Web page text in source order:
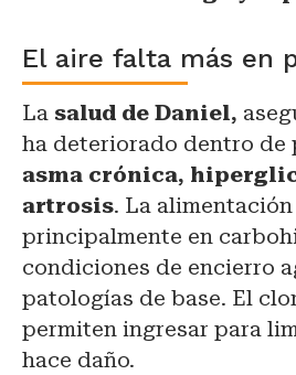
El aire falta más en
La salud de Daniel,
ha deteriorado dentro de
asma crónica,
artrosis. La
principalmente en
condiciones de encierro
patologías de base. El
permiten ingresar para
hace daño.